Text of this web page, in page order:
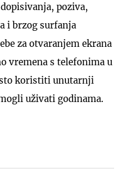
poziva,
i brzog surfanja
za otvaranjem ekrana
vremena s telefonima u
koristiti unutarnji
uživati godinama.